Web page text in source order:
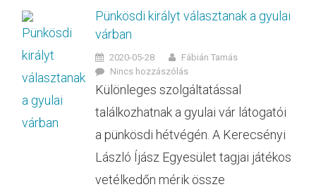
Pünkösdi királyt választanak a gyulai
várban
2020-05-28
Fábián Tamás
Nincs hozzászólás
Különleges szolgáltatással
találkozhatnak a gyulai vár látogatói
a pünkösdi hétvégén. A Kerecsényi
László Íjász Egyesület tagjai játékos
vetélkedőn mérik össze